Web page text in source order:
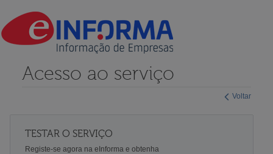
Voltar
Acesso ao serviço
TESTAR O SERVIÇO
Registe-se agora na eInforma e obtenha